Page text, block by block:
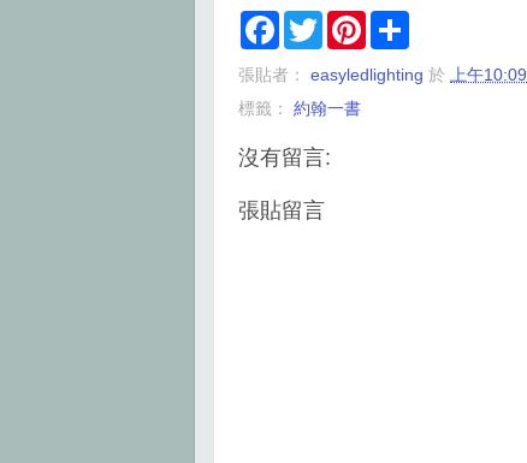
F
e
o
k
T
w
t
e
P
t
r
張貼者： easyledlighting 於 上午10:09
標籤： 約翰一書
沒有留言:
張貼留言